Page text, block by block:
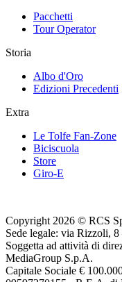
Pacchetti
Tour Operator
Storia
Albo d'Oro
Edizioni Precedenti
Extra
Le Tolfe Fan-Zone
Biciscuola
Store
Giro-E
Copyright 2026 © RCS
Sede legale: via Rizzoli,
Soggetta ad attività di
MediaGroup S.p.A.
Capitale Sociale €